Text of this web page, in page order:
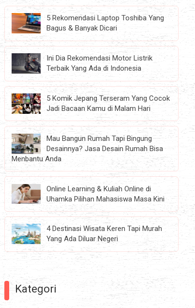
5 Rekomendasi Laptop Toshiba Yang
Bagus & Banyak Dicari
Ini Dia Rekomendasi Motor Listrik
Terbaik Yang Ada di Indonesia
5 Komik Jepang Terseram Yang Cocok
Jadi Bacaan Kamu di Malam Hari
Mau Bangun Rumah Tapi Bingung
Desainnya? Jasa Desain Rumah Bisa
Menbantu Anda
Online Learning & Kuliah Online di
Uhamka Pilihan Mahasiswa Masa Kini
4 Destinasi Wisata Keren Tapi Murah
Yang Ada Diluar Negeri
Kategori